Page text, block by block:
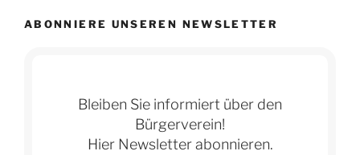
ABONNIERE UNSEREN NEWSLETTER
Bleiben Sie informiert über den
Bürgerverein!
Hier Newsletter abonnieren.